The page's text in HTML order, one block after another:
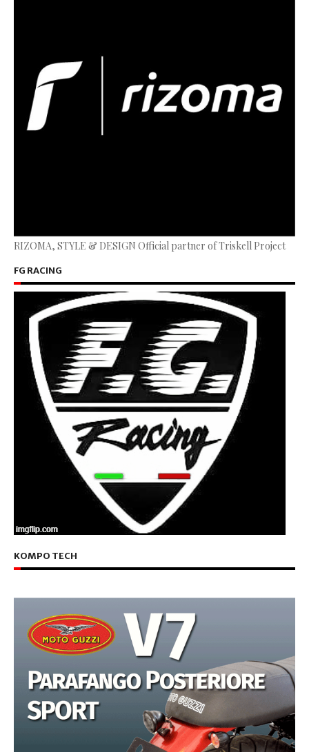
RIZOMA, STYLE & DESIGN Official partner of Triskell Project
FG RACING
KOMPO TECH